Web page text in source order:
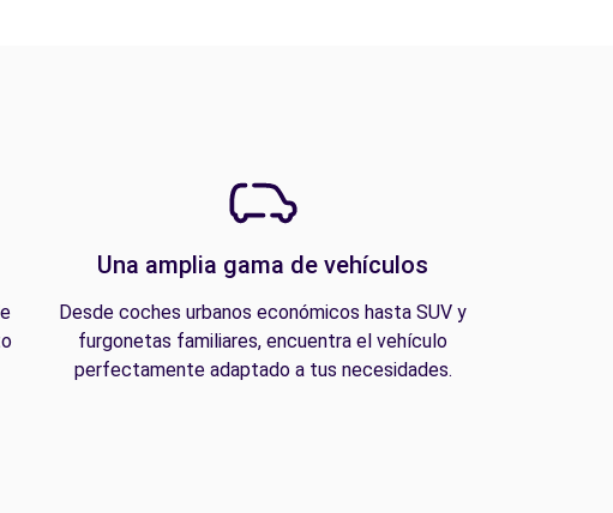
Una amplia gama de vehículos
Desde coches urbanos económicos hasta SUV y
furgonetas familiares, encuentra el vehículo
perfectamente adaptado a tus necesidades.